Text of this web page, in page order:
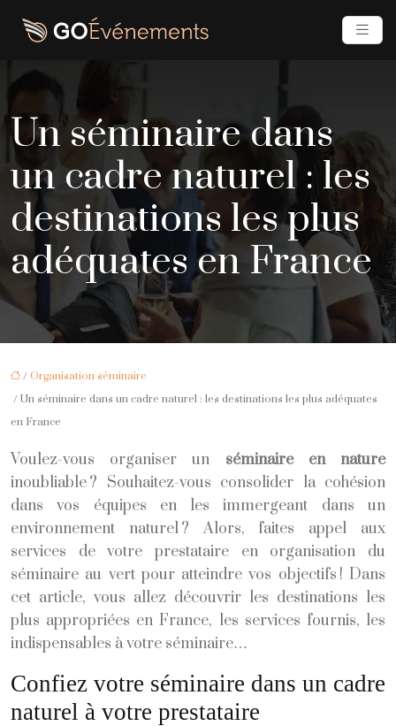
Un séminaire dans
un cadre naturel : les
destinations les plus
adéquates en France
/ Organisation séminaire
/ Un séminaire dans un cadre naturel : les destinations les plus adéquates
en France
Voulez-vous organiser un séminaire en nature
inoubliable ? Souhaitez-vous consolider la cohésion
dans vos équipes en les immergeant dans un
environnement naturel ? Alors, faites appel aux
services de votre prestataire en organisation du
séminaire au vert pour atteindre vos objectifs ! Dans
cet article, vous allez découvrir les destinations les
plus appropriées en France, les services fournis, les
indispensables à votre séminaire…
Confiez votre séminaire dans un cadre
naturel à votre prestataire